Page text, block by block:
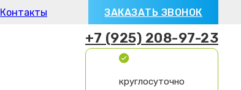
Контакты ЗАКАЗАТЬ ЗВОНОК
+7 (925) 208-97-23
круглосуточно